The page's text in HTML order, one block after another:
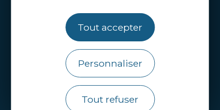
Tout accepter
Personnaliser
Tout refuser
Brochures
Infos pratiques
Agence de Développement Touristique et
d’Attractivité des Côtes d’Armor.